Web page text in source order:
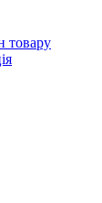
товару